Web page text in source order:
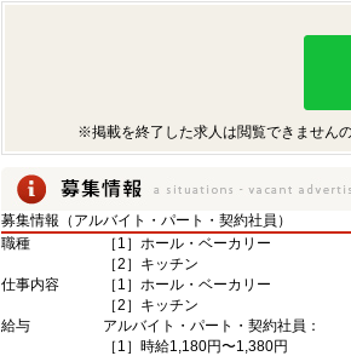
※掲載を終了した求人は閲覧できません
募集情報（アルバイト・パート・契約社員）
職種
［1］ホール・ベーカリー
［2］キッチン
仕事内容
［1］ホール・ベーカリー
［2］キッチン
給与
アルバイト・パート・契約社員：
［1］時給1,180円〜1,380円